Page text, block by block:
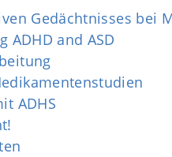
Gedächtnisses bei
and ASD
ADHS